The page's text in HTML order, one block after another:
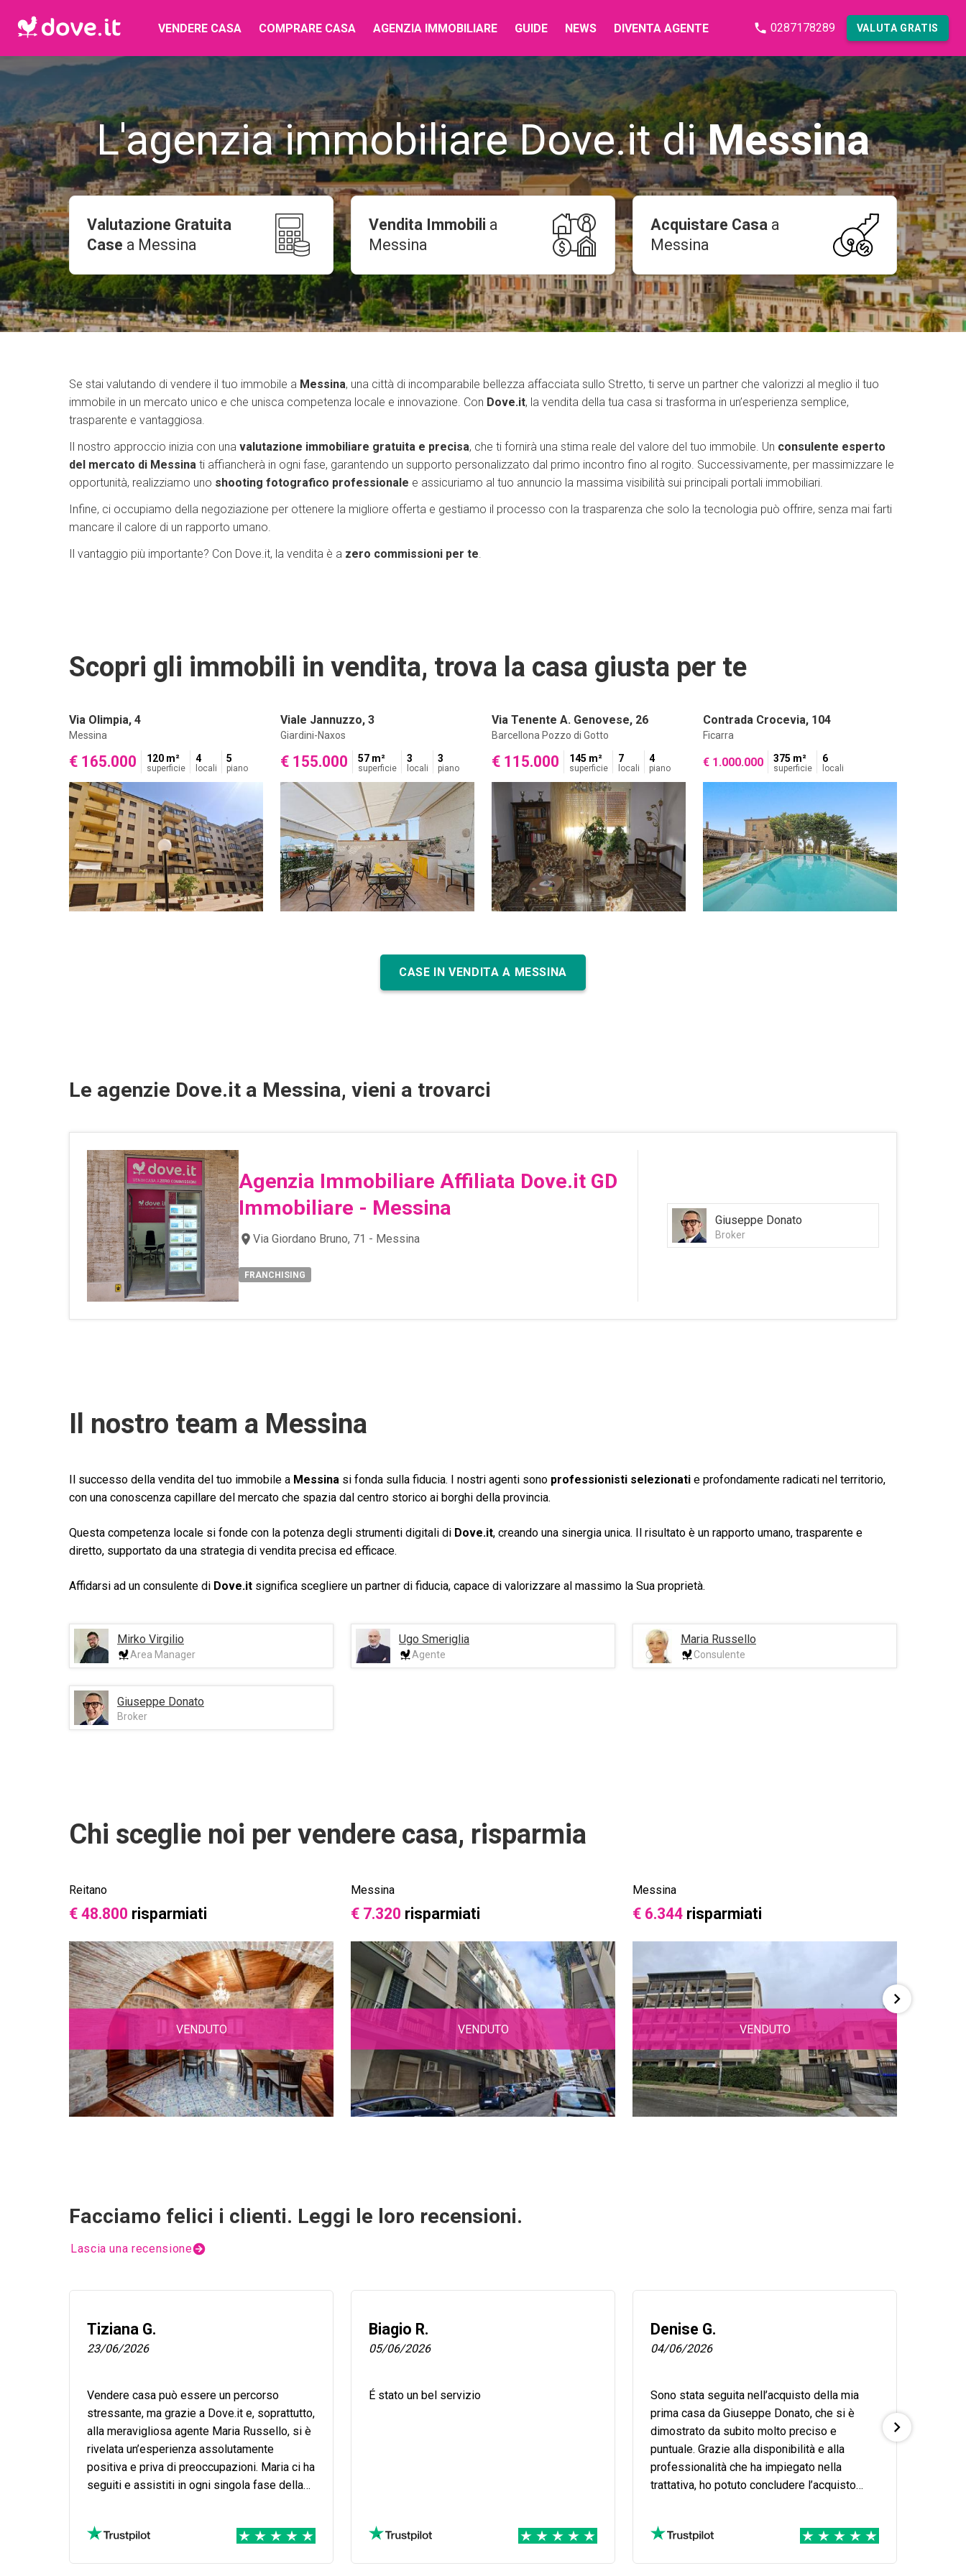
VENDERE CASA COMPRARE CASA AGENZIA IMMOBILIARE GUIDE NEWS DIVENTA AGENTE 0287178289 VALUTA GRATIS
L'agenzia immobiliare Dove.it diMessina
Valutazione Gratuita
Case a Messina
Vendita Immobili a
Messina
Acquistare Casa a
Messina
Se stai valutando di vendere il tuo immobile a Messina, una città di incomparabile bellezza affacciata sullo Stretto, ti serve un partner che valorizzi al meglio il tuo
immobile in un mercato unico e che unisca competenza locale e innovazione. Con Dove.it, la vendita della tua casa si trasforma in un’esperienza semplice,
trasparente e vantaggiosa.
Il nostro approccio inizia con una valutazione immobiliare gratuita e precisa, che ti fornirà una stima reale del valore del tuo immobile. Un consulente esperto
del mercato di Messina ti affiancherà in ogni fase, garantendo un supporto personalizzato dal primo incontro fino al rogito. Successivamente, per massimizzare le
opportunità, realizziamo uno shooting fotografico professionale e assicuriamo al tuo annuncio la massima visibilità sui principali portali immobiliari.
Infine, ci occupiamo della negoziazione per ottenere la migliore offerta e gestiamo il processo con la trasparenza che solo la tecnologia può offrire, senza mai farti
mancare il calore di un rapporto umano.
Il vantaggio più importante? Con Dove.it, la vendita è a zero commissioni per te.
Scopri gli immobili in vendita, trova la casa giusta per te
Via Olimpia, 4
Messina
€ 165.000 120 m²
superficie
4
locali
5
piano
Viale Jannuzzo, 3
Giardini-Naxos
€ 155.000 57 m²
superficie
3
locali
3
piano
Via Tenente A. Genovese, 26
Barcellona Pozzo di Gotto
€ 115.000 145 m²
superficie
7
locali
4
piano
Contrada Crocevia, 104
Ficarra
€ 1.000.000 375 m²
superficie
6
locali
CASE IN VENDITA A MESSINA
Le agenzie Dove.it a Messina, vieni a trovarci
Agenzia Immobiliare Affiliata Dove.it GD
Immobiliare - Messina
Via Giordano Bruno, 71 - Messina
FRANCHISING
Giuseppe Donato
Broker
Il nostro team a Messina
Il successo della vendita del tuo immobile a Messina si fonda sulla fiducia. I nostri agenti sono professionisti selezionati e profondamente radicati nel territorio,
con una conoscenza capillare del mercato che spazia dal centro storico ai borghi della provincia.
Questa competenza locale si fonde con la potenza degli strumenti digitali di Dove.it, creando una sinergia unica. Il risultato è un rapporto umano, trasparente e
diretto, supportato da una strategia di vendita precisa ed efficace.
Affidarsi ad un consulente di Dove.it significa scegliere un partner di fiducia, capace di valorizzare al massimo la Sua proprietà.
Mirko Virgilio
Area Manager
Ugo Smeriglia
Agente
Maria Russello
Consulente
Giuseppe Donato
Broker
Chi sceglie noi per vendere casa, risparmia
Reitano
€ 48.800 risparmiati
VENDUTO
Messina
€ 7.320 risparmiati
VENDUTO
Messina
€ 6.344 risparmiati
VENDUTO
Facciamo felici i clienti. Leggi le loro recensioni.
Lascia una recensione
Tiziana G.
23/06/2026
Vendere casa può essere un percorso
stressante, ma grazie a Dove.it e, soprattutto,
alla meravigliosa agente Maria Russello, si è
rivelata un’esperienza assolutamente
positiva e priva di preoccupazioni. Maria ci ha
seguiti e assistiti in ogni singola fase della
definitivo presso lo studio del notaio. Ha
Biagio R.
05/06/2026
É stato un bel servizio
Denise G.
04/06/2026
Sono stata seguita nell’acquisto della mia
prima casa da Giuseppe Donato, che si è
dimostrato da subito molto preciso e
puntuale. Grazie alla disponibilità e alla
professionalità che ha impiegato nella
trattativa, ho potuto concludere l’acquisto